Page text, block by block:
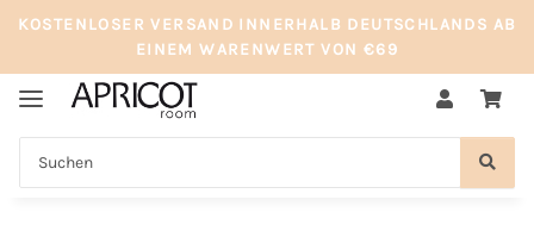
KOSTENLOSER VERSAND INNERHALB DEUTSCHLANDS AB
EINEM WARENWERT VON €69